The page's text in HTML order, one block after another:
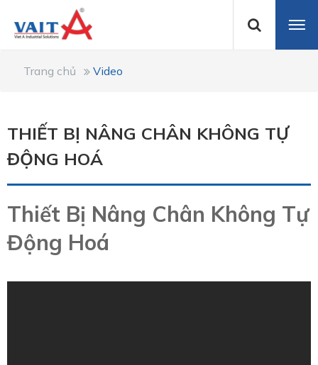
Trang chủ Video
THIẾT BỊ NÂNG CHÂN KHÔNG TỰ
ĐỘNG HOÁ
Thiết Bị Nâng Chân Không Tự
Động Hoá